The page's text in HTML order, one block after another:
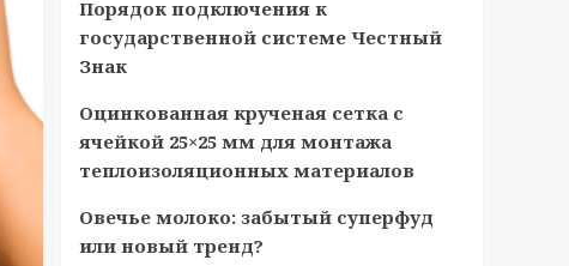
Порядок подключения к
государственной системе Честный
Знак
Оцинкованная крученая сетка с
ячейкой 25×25 мм для монтажа
теплоизоляционных материалов
Овечье молоко: забытый суперфуд
или новый тренд?